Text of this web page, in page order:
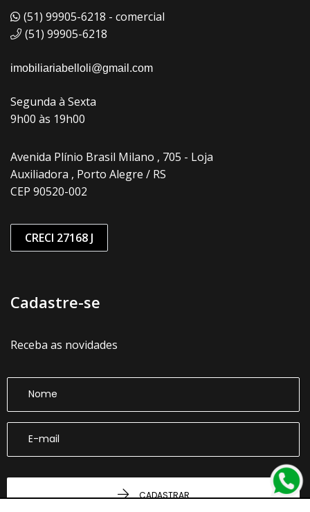
(51) 99905-6218 - comercial
(51) 99905-6218
imobiliariabelloli@gmail.com
Segunda à Sexta
9h00 às 19h00
Avenida Plínio Brasil Milano , 705 - Loja
Auxiliadora , Porto Alegre / RS
CEP 90520-002
CRECI 27168 J
Cadastre-se
Receba as novidades
CADASTRAR